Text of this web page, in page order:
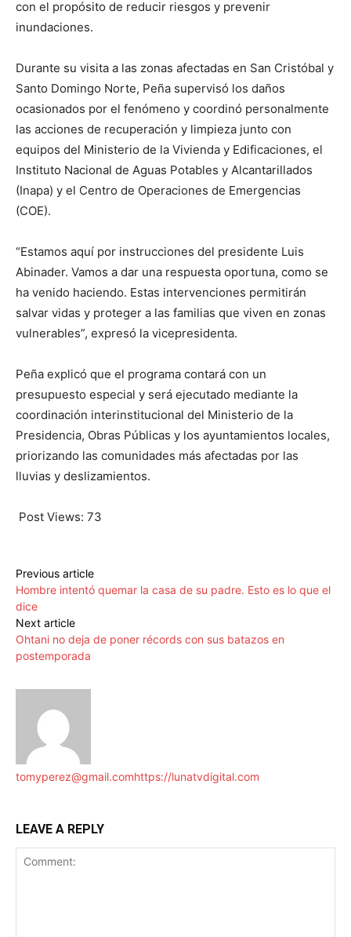
con el propósito de reducir riesgos y prevenir
inundaciones.
Durante su visita a las zonas afectadas en San Cristóbal y
Santo Domingo Norte, Peña supervisó los daños
ocasionados por el fenómeno y coordinó personalmente
las acciones de recuperación y limpieza junto con
equipos del Ministerio de la Vivienda y Edificaciones, el
Instituto Nacional de Aguas Potables y Alcantarillados
(Inapa) y el Centro de Operaciones de Emergencias
(COE).
“Estamos aquí por instrucciones del presidente Luis
Abinader. Vamos a dar una respuesta oportuna, como se
ha venido haciendo. Estas intervenciones permitirán
salvar vidas y proteger a las familias que viven en zonas
vulnerables”, expresó la vicepresidenta.
Peña explicó que el programa contará con un
presupuesto especial y será ejecutado mediante la
coordinación interinstitucional del Ministerio de la
Presidencia, Obras Públicas y los ayuntamientos locales,
priorizando las comunidades más afectadas por las
lluvias y deslizamientos.
Post Views: 73
Previous article
Hombre intentó quemar la casa de su padre. Esto es lo que el
dice
Next article
Ohtani no deja de poner récords con sus batazos en
postemporada
tomyperez@gmail.comhttps://lunatvdigital.com
LEAVE A REPLY